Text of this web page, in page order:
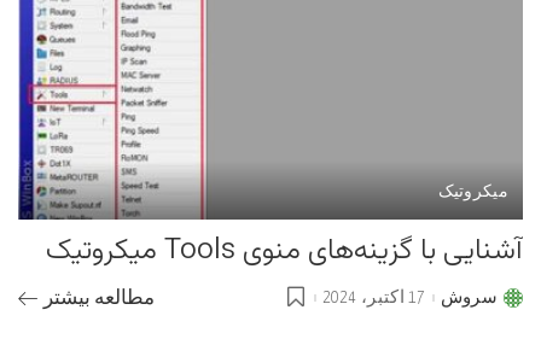
میکروتیک
آشنایی با گزینه‌های منوی Tools میکروتیک
Postedسروش 17 اکتبر، 2024 مطالعه بیشتر